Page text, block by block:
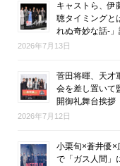
キャストら、伊
聴タイミングと
れぬ奇妙な話-
2026年7月13日
菅田将暉、天才
会を差し置いて
開御礼舞台挨拶
2026年7月12日
小栗旬×蒼井優×
で「ガス人間」